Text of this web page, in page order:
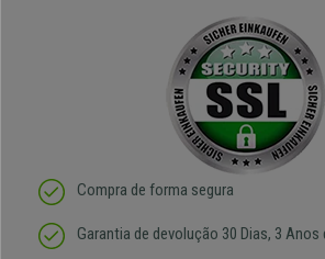
Compra de forma segura
Garantia de devolução 30 Dias, 3 Anos